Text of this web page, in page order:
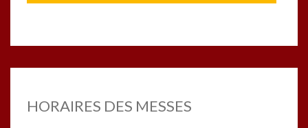
HORAIRES DES MESSES